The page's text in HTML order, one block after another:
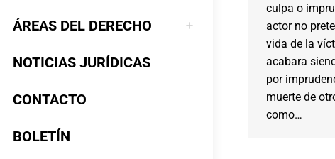
ÁREAS DEL DERECHO
NOTICIAS JURÍDICAS
CONTACTO
BOLETÍN
culpa o
actor no
vida de la
acabara
por
muerte de
como…